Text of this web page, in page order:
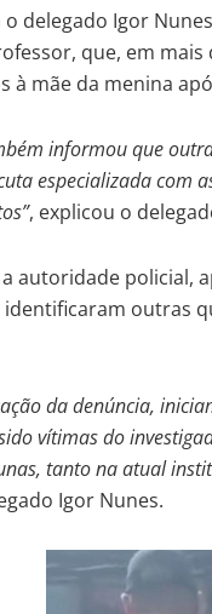
delegado Igor
que, em
à mãe da menina
informou que
especializada com
, explicou o
autoridade policial,
identificaram outras
da denúncia,
vítimas do
tanto na atual
Igor Nunes.